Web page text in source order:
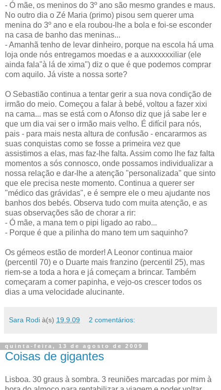
- Ó mãe, os meninos do 3º ano são mesmo grandes e maus.
No outro dia o Zé Maria (primo) pisou sem querer uma
menina do 3º ano e ela roubou-lhe a bola e foi-se esconder
na casa de banho das meninas...
- Amanhã tenho de levar dinheiro, porque na escola há uma
loja onde nós entregamos moedas e a auxxxxxxiliar (ele
ainda fala"à lá de xima") diz o que é que podemos comprar
com aquilo. Já viste a nossa sorte?
O Sebastião continua a tentar gerir a sua nova condição de
irmão do meio. Começou a falar à bebé, voltou a fazer xixi
na cama... mas se está com o Afonso diz que já sabe ler e
que um dia vai ser o irmão mais velho. É difícil para nós,
pais - para mais nesta altura de confusão - encararmos as
suas conquistas como se fosse a primeira vez que
assistimos a elas, mas faz-lhe falta. Assim como lhe faz falta
momentos a sós connosco, onde possamos individualizar a
nossa relação e dar-lhe a atenção "personalizada" que sinto
que ele precisa neste momento. Continua a querer ser
"médico das grávidas", e é sempre ele o meu ajudante nos
banhos dos bebés. Observa tudo com muita atenção, e as
suas observações são de chorar a rir:
- Ó mãe, a mana tem o pipi ligado ao rabo...
- Porque é que a pilinha do mano tem um saquinho?
Os gémeos estão de morder! A Leonor continua maior
(percentil 70) e o Duarte mais franzino (percentil 25), mas
riem-se a toda a hora e já começam a brincar. Também
começaram a comer papinha, e vejo-os crescer todos os
dias a uma velocidade alucinante.
Sara Rodi à(s) 19.9.09 2 comentários:
quinta-feira, 13 de agosto de 2009
Coisas de gigantes
Lisboa. 30 graus à sombra. 3 reuniões marcadas por mim à